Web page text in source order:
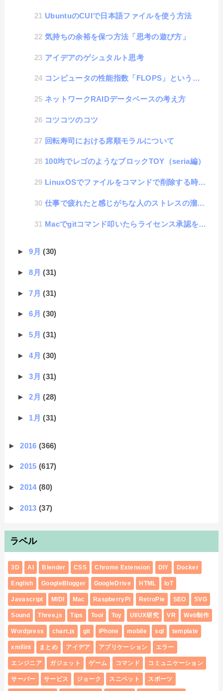
UbuntuのCUIで日本語ファイルを使う方法
気持ちの余裕を保つ方法「思考の遊び方」
アイデアのゲシュタルト思考
コンピュータの性能指数「FLOPS」という単位
ネットワークRAIDデータベースの考え方
コツコツのコツ
回転寿司における席順モラルについて
100均でレゴのようなブロックTOY（seria編）
LinuxOSでファイルをコマンドで削除する時のお作法
仕事で疲れたと感じがちな人のストレスの溜まらない思考法
Macでgitコマンド叩いたらライセンス承認を求められた
►9月(30)
►8月(31)
►7月(31)
►6月(30)
►5月(31)
►4月(30)
►3月(31)
►2月(28)
► 1月(31)
►2016(366)
►2015(617)
►2014(80)
►2013(37)
ラベル
3D AI Blender CSS Chrome Extension DIY Docker
English GoogleBlogger GoogleDrive HTML IoT
Javascript MIDI Mac RaspberryPi RetroPie SEO SVG
Sound Three.js Tips Tool Toy UI/UX研究 VR Web制作
Wordpress chart.js git iPhone mobile sql template
xmllint まとめ アイデア アプリケーション エラー
エンジニア ガジェット ゲーム コマンド コミュニケーション
サーバー サービス ジョーク スニペット スポーツ